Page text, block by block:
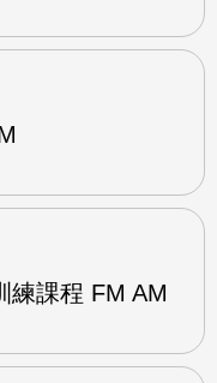
練課程 FM AM